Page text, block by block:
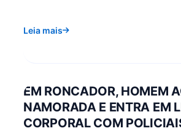
Leia mais
EM RONCADOR, HOMEM
NAMORADA E ENTRA EM
CORPORAL COM